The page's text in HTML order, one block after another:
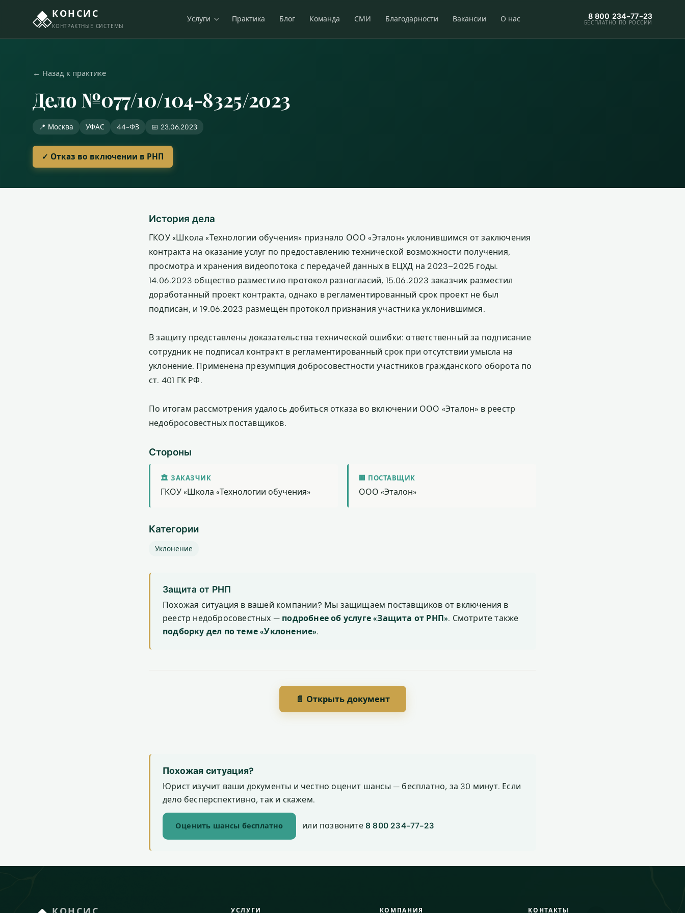
КОНСИС
КОНТРАКТНЫЕ СИСТЕМЫ
Услуги Практика Блог Команда СМИ Благодарности Вакансии О нас 8 800 234-77-23
БЕСПЛАТНО ПО РОССИИ
← Назад к практике
Дело №077/10/104-8325/2023
📍 Москва УФАС 44-ФЗ 📅 23.06.2023
✓ Отказ во включении в РНП
История дела
ГКОУ «Школа «Технологии обучения» признало ООО «Эталон» уклонившимся от заключения
контракта на оказание услуг по предоставлению технической возможности получения,
просмотра и хранения видеопотока с передачей данных в ЕЦХД на 2023–2025 годы.
14.06.2023 общество разместило протокол разногласий, 15.06.2023 заказчик разместил
доработанный проект контракта, однако в регламентированный срок проект не был
подписан, и 19.06.2023 размещён протокол признания участника уклонившимся.
В защиту представлены доказательства технической ошибки: ответственный за подписание
сотрудник не подписал контракт в регламентированный срок при отсутствии умысла на
уклонение. Применена презумпция добросовестности участников гражданского оборота по
ст. 401 ГК РФ.
По итогам рассмотрения удалось добиться отказа во включении ООО «Эталон» в реестр
недобросовестных поставщиков.
Стороны
🏛 ЗАКАЗЧИК
ГКОУ «Школа «Технологии обучения»
🏢 ПОСТАВЩИК
ООО «Эталон»
Категории
Уклонение
Защита от РНП
Похожая ситуация в вашей компании? Мы защищаем поставщиков от включения в
реестр недобросовестных — подробнее об услуге «Защита от РНП». Смотрите также
подборку дел по теме «Уклонение».
📄 Открыть документ
Похожая ситуация?
Юрист изучит ваши документы и честно оценит шансы — бесплатно, за 30 минут. Если
дело бесперспективно, так и скажем.
Оценить шансы бесплатно или позвоните8 800 234-77-23
УСЛУГИ КОМПАНИЯ КОНТАКТЫ